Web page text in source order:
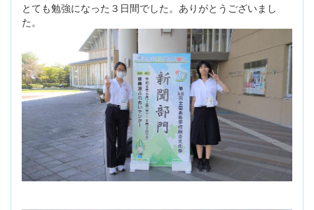
とても勉強になった３日間でした。ありがとうございまし
た。